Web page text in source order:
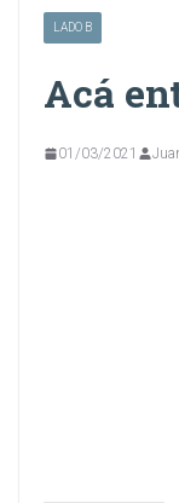
LADO B
Acá
01/03/2021